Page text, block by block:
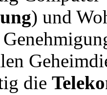
) und
die